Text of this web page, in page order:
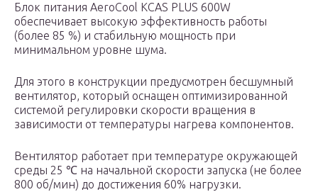
Блок питания AeroCool KCAS PLUS 600W
обеспечивает высокую эффективность работы
(более 85 %) и стабильную мощность при
минимальном уровне шума.
Для этого в конструкции предусмотрен бесшумный
вентилятор, который оснащен оптимизированной
системой регулировки скорости вращения в
зависимости от температуры нагрева компонентов.
Вентилятор работает при температуре окружающей
среды 25 ℃ на начальной скорости запуска (не более
800 об/мин) до достижения 60% нагрузки.